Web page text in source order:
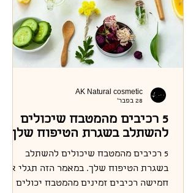
5 רכיבים מהמטבח שיכולים
להשתלב בשגרת הטיפוח שלך
5 רכיבים מהמטבח שיכולים להשתלב
בשגרת הטיפוח שלך. במאמר הזה תגלי איך
חמישה רכיבים זמינים מהמטבח יכולים
AK Natural cosmetic
28 בפבר׳